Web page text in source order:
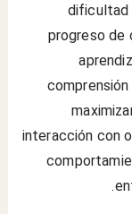
dificultad
progreso de
interacción con